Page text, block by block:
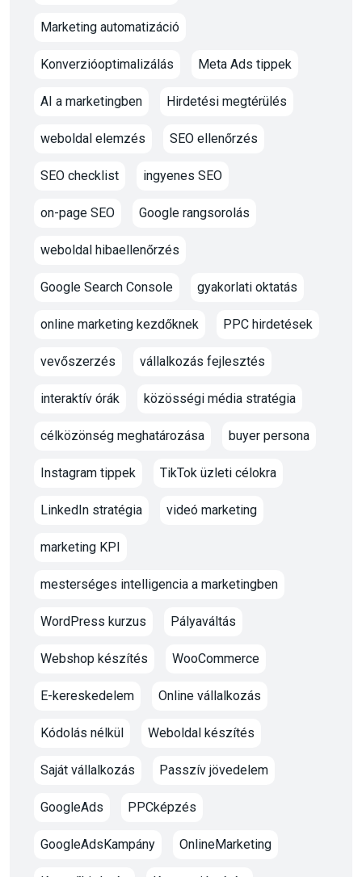
Marketing automatizáció
Konverzióoptimalizálás Meta Ads tippek
AI a marketingben Hirdetési megtérülés
weboldal elemzés SEO ellenőrzés
SEO checklist ingyenes SEO
on-page SEO Google rangsorolás
weboldal hibaellenőrzés
Google Search Console gyakorlati oktatás
online marketing kezdőknek PPC hirdetések
vevőszerzés vállalkozás fejlesztés
interaktív órák közösségi média stratégia
célközönség meghatározása buyer persona
Instagram tippek TikTok üzleti célokra
LinkedIn stratégia videó marketing
marketing KPI
mesterséges intelligencia a marketingben
WordPress kurzus Pályaváltás
Webshop készítés WooCommerce
E-kereskedelem Online vállalkozás
Kódolás nélkül Weboldal készítés
Saját vállalkozás Passzív jövedelem
GoogleAds PPCképzés
GoogleAdsKampány OnlineMarketing